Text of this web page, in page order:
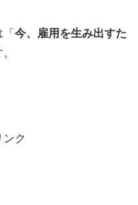
今、雇用を生み出すた
ク